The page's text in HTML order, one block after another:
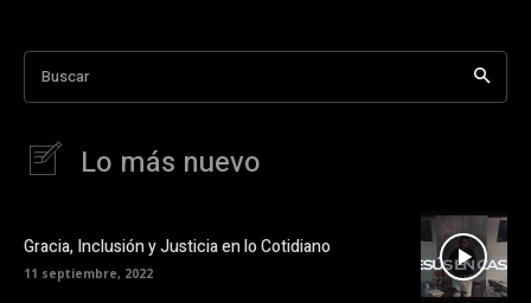
Buscar
Lo más nuevo
Gracia, Inclusión y Justicia en lo Cotidiano
11 septiembre, 2022